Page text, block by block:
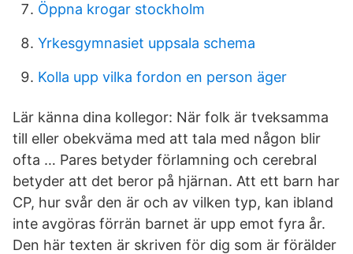
Öppna krogar stockholm
Yrkesgymnasiet uppsala schema
Kolla upp vilka fordon en person äger
Lär känna dina kollegor: När folk är tveksamma
till eller obekväma med att tala med någon blir
ofta … Pares betyder förlamning och cerebral
betyder att det beror på hjärnan. Att ett barn har
CP, hur svår den är och av vilken typ, kan ibland
inte avgöras förrän barnet är upp emot fyra år.
Den här texten är skriven för dig som är förälder